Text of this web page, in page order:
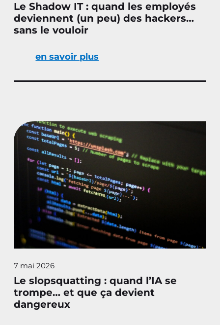
Le Shadow IT : quand les employés
deviennent (un peu) des hackers…
sans le vouloir
en savoir plus
Le slopsquatting : quand l’IA se
trompe… et que ça devient
dangereux
7 mai 2026